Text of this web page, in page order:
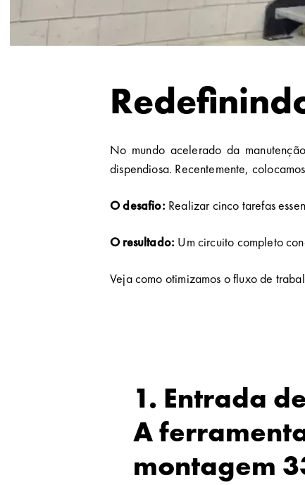
No mundo acelerado da
dispendiosa. Recentemente,
O desafio: Realizar cinco tarefas
O resultado: Um circuito completo
Veja como otimizamos o fluxo de
1. Entrada
A
montagem